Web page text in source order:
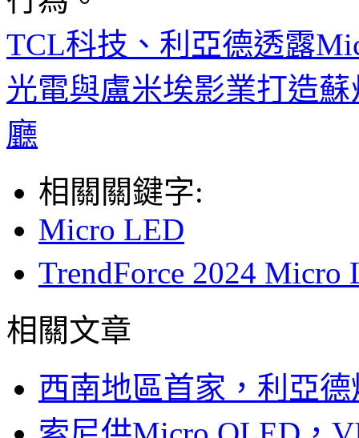
TCL科技、利亞德透露
光電與盧米埃影業打造
廳
相關關鍵字:
Micro LED
TrendForce 2024
相關文章
西南地區首家，利亞